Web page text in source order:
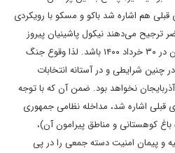
هم اشاره شد باکو و مسکو با رویکردی
ترجیح می‌دهند نیکول پاشینیان پیروز
انتخابات پارلمانی زودهنگام ارمنستان در ۳۰ خرداد ۱۴۰۰ باشد. لذا وقوع جنگ
چنین شرایطی و در آستانه انتخابات
نخواهد بود. ضمن آن که با توجه
اشاره شد، مداخله نظامی جمهوری
باغ کوهستانی و مناطق پیرامون آن)،
و پیمان امنیت دسته جمعی را در پی